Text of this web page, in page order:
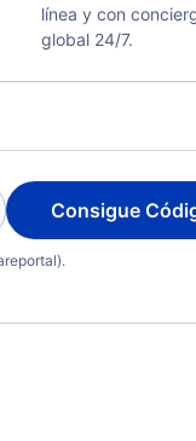
línea y con
global 24/7.
Consigue